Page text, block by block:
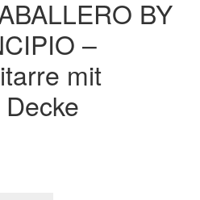
BY
–
mit